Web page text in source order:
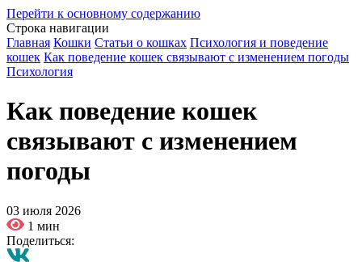
Перейти к основному содержанию
Строка навигации
Главная Кошки Статьи о кошках Психология и поведение
кошек Как поведение кошек связывают с изменением погоды
Психология
Как поведение кошек
связывают с изменением
погоды
03 июля 2026
1 мин
Поделиться: